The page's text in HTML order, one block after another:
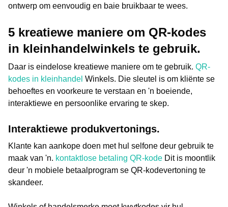
ontwerp om eenvoudig en baie bruikbaar te wees.
5 kreatiewe maniere om QR-kodes
in kleinhandelwinkels te gebruik.
Daar is eindelose kreatiewe maniere om te gebruik. QR-
kodes in kleinhandel Winkels. Die sleutel is om kliënte se
behoeftes en voorkeure te verstaan en 'n boeiende,
interaktiewe en persoonlike ervaring te skep.
Interaktiewe produkvertonings.
Klante kan aankope doen met hul selfone deur gebruik te
maak van 'n. kontaktlose betaling QR-kode Dit is moontlik
deur 'n mobiele betaalprogram se QR-kodevertoning te
skandeer.